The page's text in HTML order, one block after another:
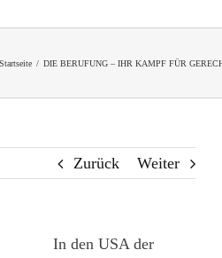
Startseite DIE BERUFUNG – IHR KAMPF FÜR
Zurück Weiter
In den USA der